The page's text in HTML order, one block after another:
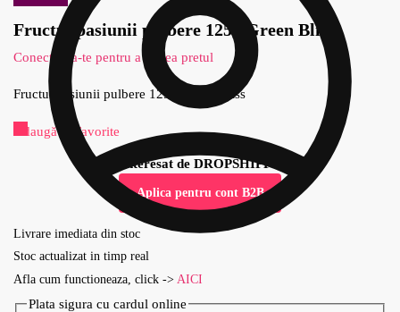
Fructul pasiunii pulbere 125g Green Bliss
Conecteaza-te pentru a vedea pretul
Fructul pasiunii pulbere 125g Green Bliss
Adaugă la Favorite
Esti interesat de DROPSHIPPING?
Aplica pentru cont B2B
Livrare imediata din stoc
Stoc actualizat in timp real
Afla cum functioneaza, click -> AICI
Plata sigura cu cardul online